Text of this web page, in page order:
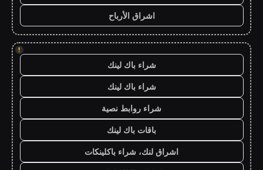
اشراق الأرباح
!
شراء باك لينك
شراء باك لينك
شراء روابط نصية
باقات باك لينك
اشراق لنك، شراء باكلينكات